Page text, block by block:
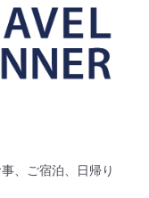
て
トクな運賃となりま
ます。[検索する]ボタ
、ご宿泊、日帰り